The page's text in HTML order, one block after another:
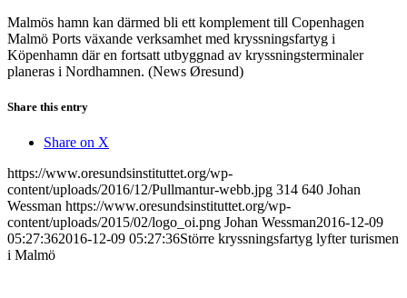
Malmös hamn kan därmed bli ett komplement till Copenhagen
Malmö Ports växande verksamhet med kryssningsfartyg i
Köpenhamn där en fortsatt utbyggnad av kryssningsterminaler
planeras i Nordhamnen. (News Øresund)
Share this entry
Share on X
https://www.oresundsinstituttet.org/wp-
content/uploads/2016/12/Pullmantur-webb.jpg 314 640 Johan
Wessman https://www.oresundsinstituttet.org/wp-
content/uploads/2015/02/logo_oi.png Johan Wessman2016-12-09
05:27:362016-12-09 05:27:36Större kryssningsfartyg lyfter turismen
i Malmö